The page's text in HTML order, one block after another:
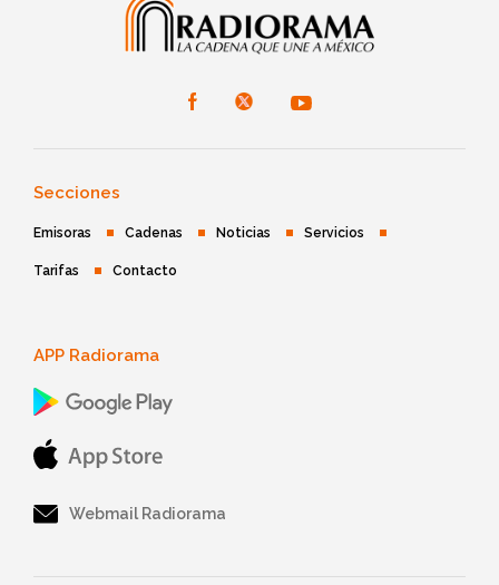
Secciones
Emisoras Cadenas Noticias Servicios
Tarifas Contacto
APP Radiorama
Webmail Radiorama